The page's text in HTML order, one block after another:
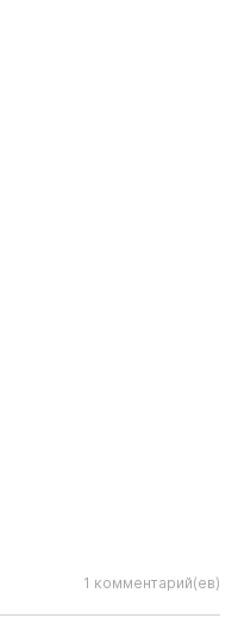
1 комментарий(ев)